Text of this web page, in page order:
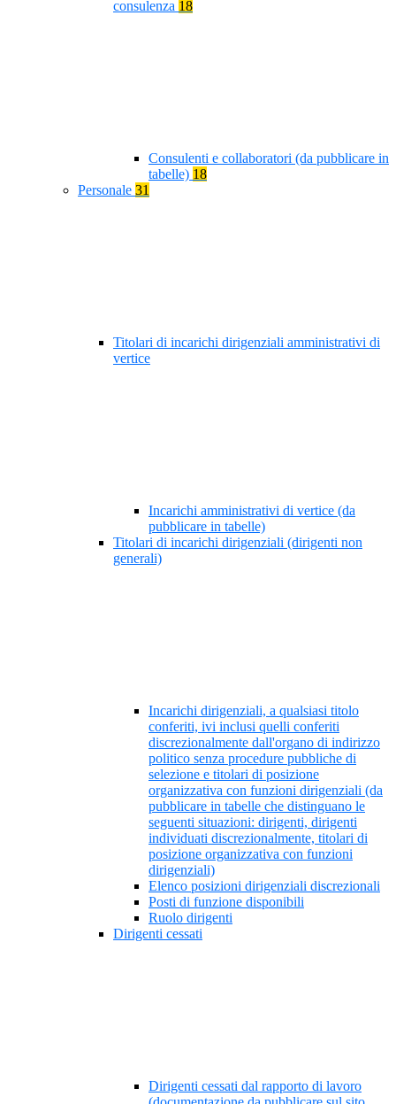
consulenza 18
Consulenti e collaboratori (da pubblicare in
tabelle) 18
Personale 31
Titolari di incarichi dirigenziali amministrativi di
vertice
Incarichi amministrativi di vertice (da
pubblicare in tabelle)
Titolari di incarichi dirigenziali (dirigenti non
generali)
Incarichi dirigenziali, a qualsiasi titolo
conferiti, ivi inclusi quelli conferiti
discrezionalmente dall'organo di indirizzo
politico senza procedure pubbliche di
selezione e titolari di posizione
organizzativa con funzioni dirigenziali (da
pubblicare in tabelle che distinguano le
seguenti situazioni: dirigenti, dirigenti
individuati discrezionalmente, titolari di
posizione organizzativa con funzioni
dirigenziali)
Elenco posizioni dirigenziali discrezionali
Posti di funzione disponibili
Ruolo dirigenti
Dirigenti cessati
Dirigenti cessati dal rapporto di lavoro